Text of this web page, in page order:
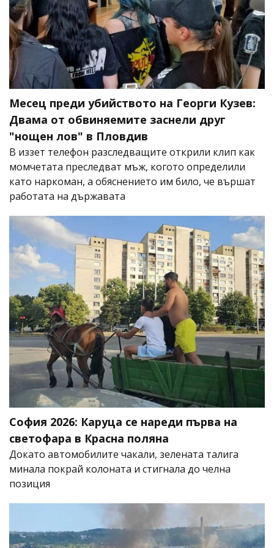
Месец преди убийството на Георги Кузев:
Двама от обвиняемите заснели друг
"нощен лов" в Пловдив
В иззет телефон разследващите открили клип как
момчетата преследват мъж, когото определили
като наркоман, а обяснението им било, че вършат
работата на държавата
София 2026: Каруца се нареди първа на
светофара в Красна поляна
Докато автомобилите чакали, зелената талига
минала покрай колоната и стигнала до челна
позиция